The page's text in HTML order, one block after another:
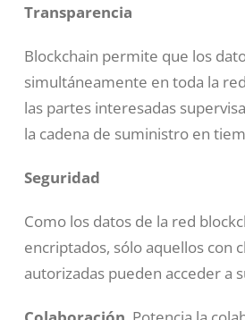
Transparencia
Blockchain permite que los
simultáneamente en toda la
las partes interesadas
la cadena de suministro en
Seguridad
Como los datos de la red
encriptados, sólo aquellos con
autorizadas pueden acceder a